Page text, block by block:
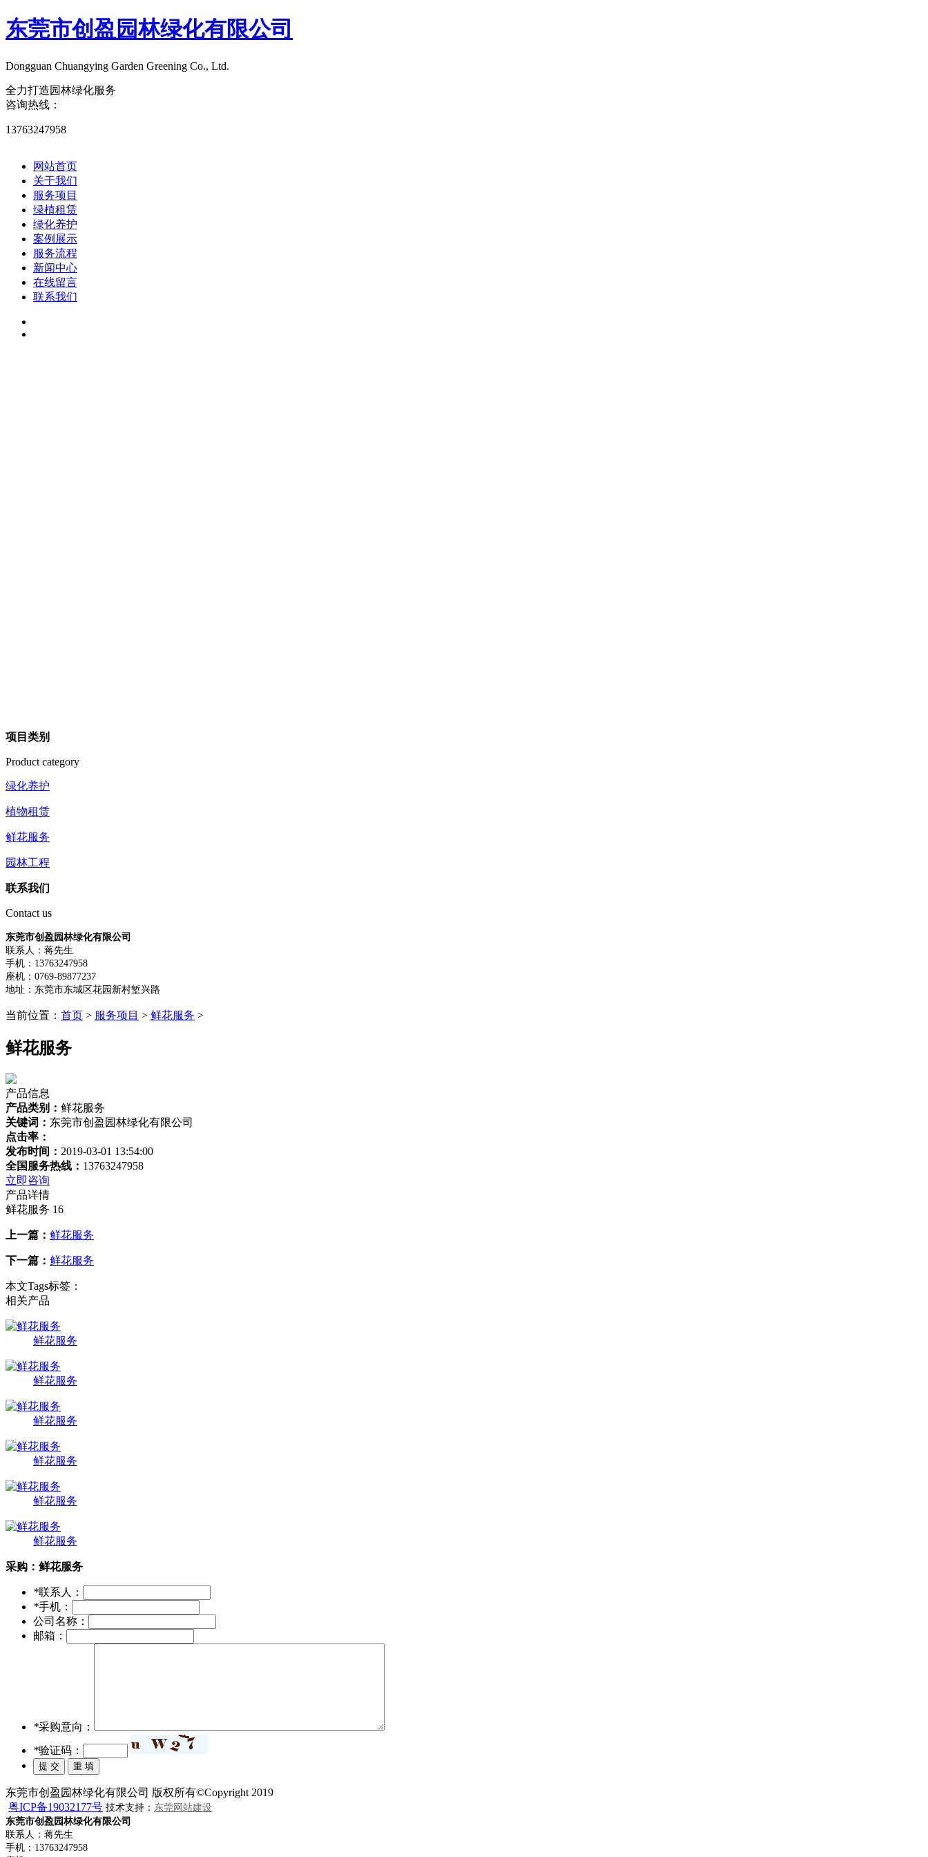
东莞市创盈园林绿化有限公司
Dongguan Chuangying Garden Greening Co., Ltd.​
全力打造园林绿化服务
咨询热线：
13763247958
网站首页
关于我们
服务项目
绿植租赁
绿化养护
案例展示
服务流程
新闻中心
在线留言
联系我们
项目类别
Product category
绿化养护
植物租赁
鲜花服务
园林工程
联系我们
Contact us
东莞市创盈园林绿化有限公司
联系人：蒋先生
手机：13763247958
座机：0769-89877237
地址：东莞市东城区花园新村堑兴路
当前位置： 首页 > 服务项目 > 鲜花服务 >
鲜花服务
产品信息
产品类别： 鲜花服务
关键词： 东莞市创盈园林绿化有限公司
点击率：
发布时间： 2019-03-01 13:54:00
全国服务热线： 13763247958
立即咨询
产品详情
鲜花服务 16
上一篇： 鲜花服务
下一篇： 鲜花服务
本文Tags标签：
相关产品
鲜花服务
鲜花服务
鲜花服务
鲜花服务
鲜花服务
鲜花服务
采购： 鲜花服务
*联系人：
*手机：
公司名称：
邮箱：
*采购意向：
*验证码：
东莞市创盈园林绿化有限公司 版权所有©Copyright 2019
粤ICP备19032177号 技术支持： 东莞网站建设
东莞市创盈园林绿化有限公司
联系人：蒋先生
手机：13763247958